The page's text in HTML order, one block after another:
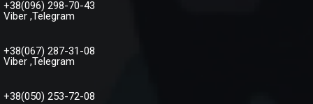
+38(096) 298-70-43
Viber ,Telegram
+38(067) 287-31-08
Viber ,Telegram
+38(050) 253-72-08